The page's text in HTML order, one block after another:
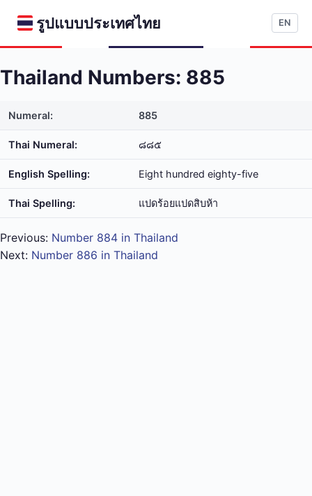
รูปแบบประเทศไทย EN
Thailand Numbers: 885
Numeral: 885
Thai Numeral: ๘๘๕
English Spelling: Eight hundred eighty-five
Thai Spelling: แปด​ร้อย​แปด​สิบ​ห้า
Previous: Number 884 in Thailand
Next: Number 886 in Thailand